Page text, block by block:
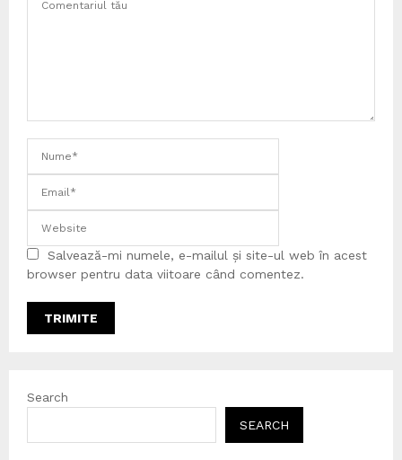
Salvează-mi numele, e-mailul și site-ul web în acest
browser pentru data viitoare când comentez.
Search
SEARCH